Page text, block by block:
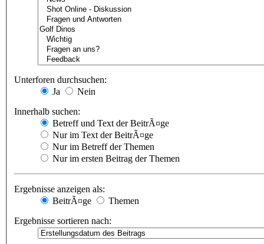
Unterforen durchsuchen:
Ja
Nein
Innerhalb suchen:
Betreff und Text der BeitrÃ¤ge
Nur im Text der BeitrÃ¤ge
Nur im Betreff der Themen
Nur im ersten Beitrag der Themen
Ergebnisse anzeigen als:
BeitrÃ¤ge
Themen
Ergebnisse sortieren nach: